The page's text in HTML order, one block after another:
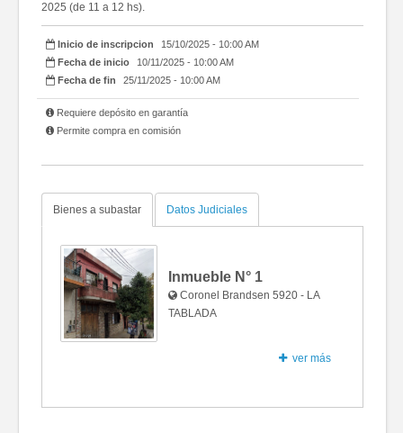
2025 (de 11 a 12 hs).
Inicio de inscripcion
15/10/2025 - 10:00 AM
Fecha de inicio
10/11/2025 - 10:00 AM
Fecha de fin
25/11/2025 - 10:00 AM
Requiere depósito en garantía
Permite compra en comisión
Bienes a subastar Datos Judiciales
Inmueble N° 1
Coronel Brandsen 5920 - LA
TABLADA
ver más